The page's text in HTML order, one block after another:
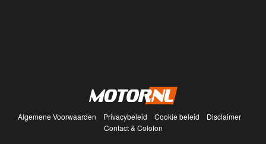
Algemene Voorwaarden Privacybeleid Cookie beleid
Disclaimer
Contact & Colofon